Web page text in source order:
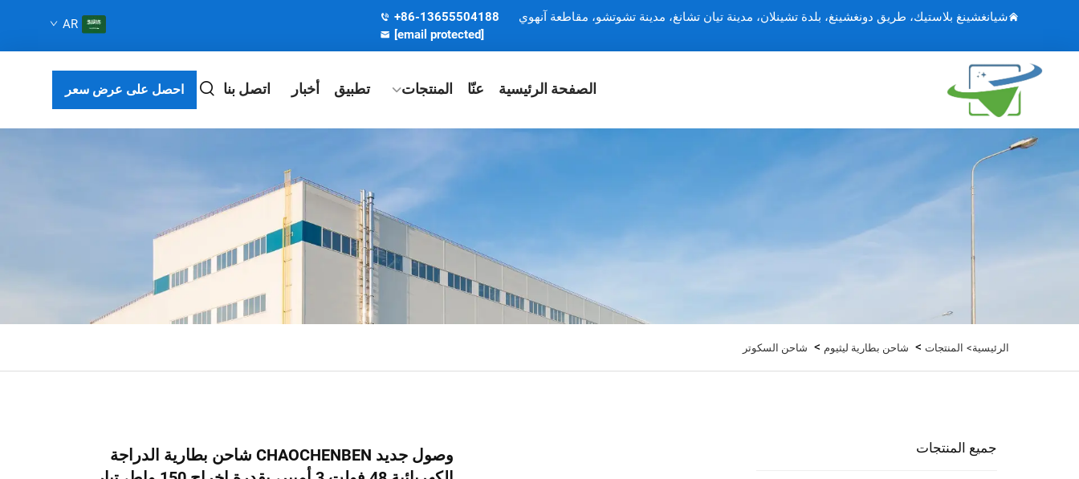
شيانغشينغ بلاستيك، طريق دونغشينغ، بلدة تشينلان، مدينة تيان تشانغ، مدينة تشوتشو، مقاطعة آنهوي
+86-13655504188
[email protected]
AR
الصفحة الرئيسية عنّا المنتجات تطبيق أخبار اتصل بنا احصل على عرض سعر
الرئيسية> المنتجات > شاحن بطارية ليثيوم > شاحن السكوتر
جميع المنتجات
وصول جديد CHAOCHENBEN شاحن بطارية الدراجة